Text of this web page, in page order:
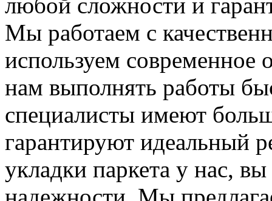
Мы работаем с
используем современное
нам выполнять работы
специалисты имеют
гарантируют идеальный
укладки паркета у нас,